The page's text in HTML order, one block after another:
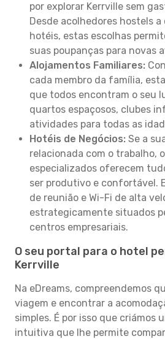
por explorar Kerrville sem
Desde acolhedores hostels
hotéis, estas escolhas
suas poupanças para novas
Alojamentos Familiares:
cada membro da família,
que todos encontram o seu
quartos espaçosos, clubes
atividades para todas as
Hotéis de Negócios: Se a
relacionada com o trabalho,
especializados oferecem
ser produtivo e confortável.
de reunião e Wi-Fi de alta
estrategicamente situados
centros empresariais.
O seu portal para o hotel
Kerrville
Na eDreams, compreendemos
viagem e encontrar a
simples. É por isso que criámos
intuitiva que lhe permite